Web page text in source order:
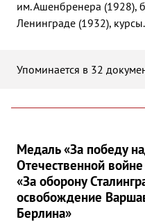
им. Ашенбренера (1928),
Ленинграде (1932), курсы
Упоминается в 32
Медаль «За победу
Отечественной
«За оборону
освобождение
Берлина»